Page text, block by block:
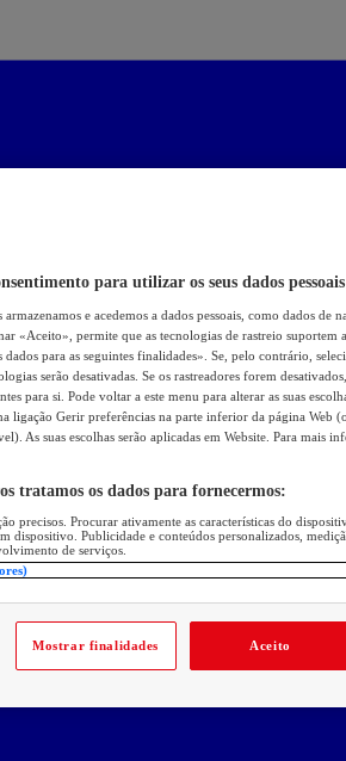
para utilizar os seus dados
armazenamos e acedemos a dados pessoais, como dados de
«Aceito», permite que as tecnologias de rastreio suportem
dados para as seguintes finalidades». Se, pelo contrário,
serão desativadas. Se os rastreadores forem
para si. Pode voltar a este menu para alterar as suas
ligação Gerir preferências na parte inferior da página Web
As suas escolhas serão aplicadas em Website. Para mais
tratamos os dados para fornecermos:
precisos. Procurar ativamente as características do
dispositivo. Publicidade e conteúdos personalizados,
de serviços.
Mostrar finalidades Aceito